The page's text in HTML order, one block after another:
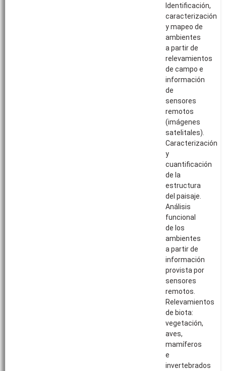
Identificación,
caracterización
y mapeo de
ambientes
a partir de
relevamientos
de campo e
información
de
sensores
remotos
(imágenes
satelitales).
Caracterización
y
cuantificación
de la
estructura
del paisaje.
Análisis
funcional
de los
ambientes
a partir de
información
provista por
sensores
remotos.
Relevamientos
de biota:
vegetación,
aves,
mamíferos
e
invertebrados